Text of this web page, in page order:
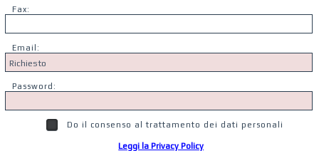
Fax:
Email:
Password:
Do il consenso al trattamento dei dati personali
Leggi la Privacy Policy